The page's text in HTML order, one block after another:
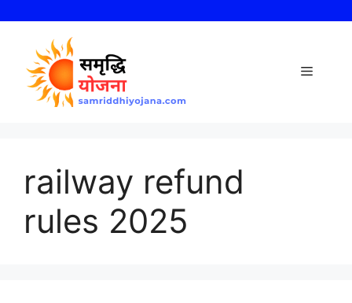
content
Menu
railway refund
rules 2025